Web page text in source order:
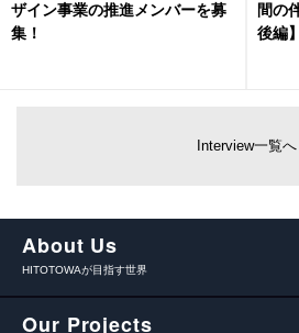
ザイン事業の推進メンバーを募
集！
間の
後編】
Interview一覧へ
About Us
HITOTOWAが目指す世界
Our Projects